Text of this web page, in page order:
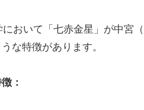
において「七赤金星」が中宮
な特徴があります。
：